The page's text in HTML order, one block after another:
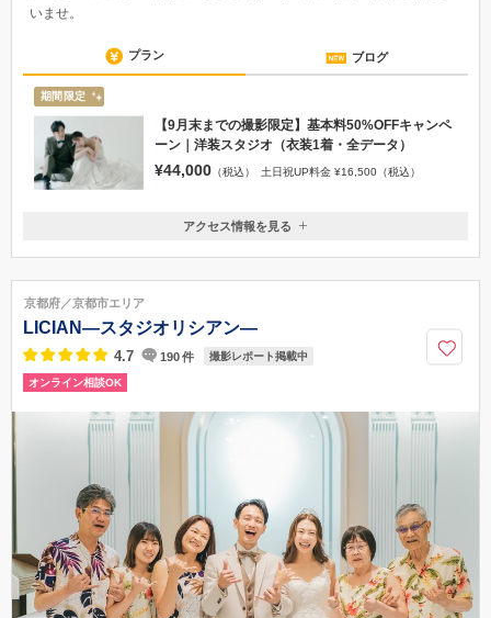
いませ。
プラン ブログ
期間限定
【9月末までの撮影限定】基本料50%OFFキャンペ
ーン｜洋装スタジオ（衣装1着・全データ）
¥44,000 （税込） 土日祝UP料金 ¥16,500（税込）
東京都港区台場1-6-1 デックス東京ビーチ6F（シーサイドモール）
03-3599-5351
アクセス情報を見る
京都府／京都市エリア
LICIAN―スタジオリシアン―
4.7 190件 撮影レポート掲載中
オンライン相談OK